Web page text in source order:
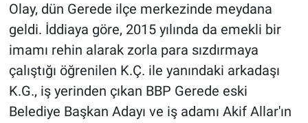
Olay, dün Gerede ilçe merkezinde meydana
geldi. İddiaya göre, 2015 yılında da emekli bir
imamı rehin alarak zorla para sızdırmaya
çalıştığı öğrenilen K.Ç. ile yanındaki arkadaşı
K.G., iş yerinden çıkan BBP Gerede eski
Belediye Başkan Adayı ve iş adamı Akif Allar'ın